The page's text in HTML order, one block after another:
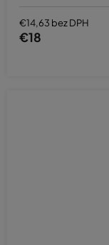
€14,63 bez DPH
€18